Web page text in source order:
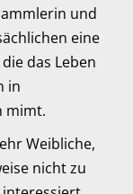
und
eine
das Leben
in
mimt.
Weibliche,
nicht zu